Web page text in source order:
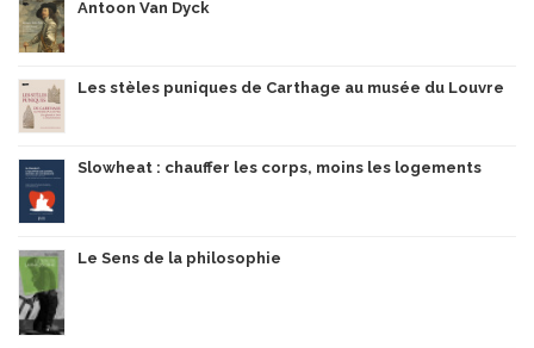
Antoon Van Dyck
Les stèles puniques de Carthage au musée du Louvre
Slowheat : chauffer les corps, moins les logements
Le Sens de la philosophie